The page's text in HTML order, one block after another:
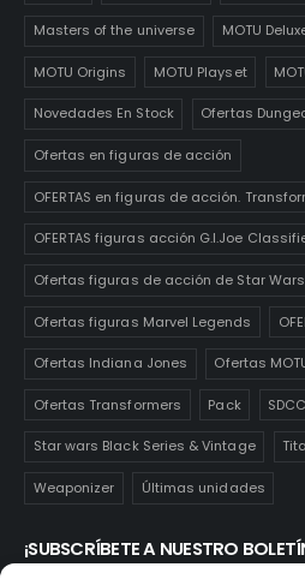
Masters of the universe MOTU
MOTU Origins MOTU Playset
Novedades En Stock Ofertas
Ofertas en figuras de acción
OFERTAS en figuras de acción.
OFERTAS figuras acción G.I.Joe
Ofertas figuras de acción de Star
Ofertas figuras Marvel Legends
Ofertas Indiana Jones Ofertas
Ofertas Transformers Pack SDCC
Star wars Black Series & Vintage
Weaponizer Últimas unidades
¡SUBSCRÍBETE A NUESTRO